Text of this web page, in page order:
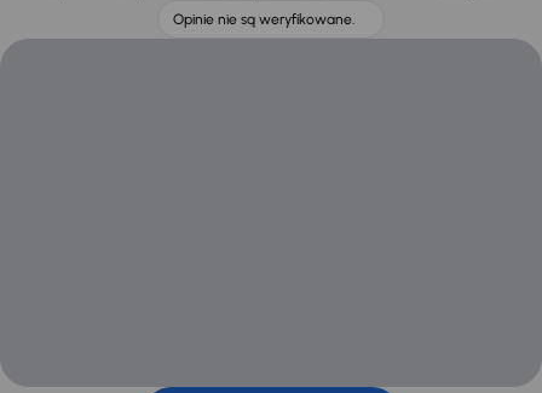
Opinie nie są weryfikowane.